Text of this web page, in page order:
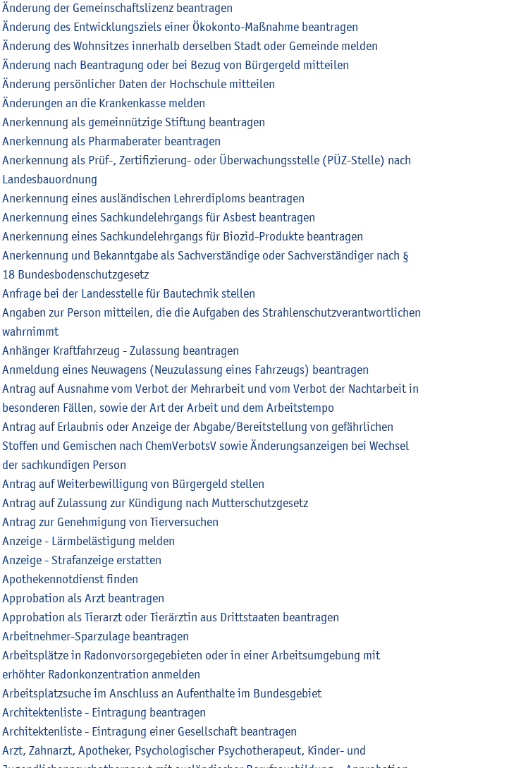
Änderung der Gemeinschaftslizenz beantragen
Änderung des Entwicklungsziels einer Ökokonto-Maßnahme beantragen
Änderung des Wohnsitzes innerhalb derselben Stadt oder Gemeinde melden
Änderung nach Beantragung oder bei Bezug von Bürgergeld mitteilen
Änderung persönlicher Daten der Hochschule mitteilen
Änderungen an die Krankenkasse melden
Anerkennung als gemeinnützige Stiftung beantragen
Anerkennung als Pharmaberater beantragen
Anerkennung als Prüf-, Zertifizierung- oder Überwachungsstelle (PÜZ-Stelle) nach
Landesbauordnung
Anerkennung eines ausländischen Lehrerdiploms beantragen
Anerkennung eines Sachkundelehrgangs für Asbest beantragen
Anerkennung eines Sachkundelehrgangs für Biozid-Produkte beantragen
Anerkennung und Bekanntgabe als Sachverständige oder Sachverständiger nach §
18 Bundesbodenschutzgesetz
Anfrage bei der Landesstelle für Bautechnik stellen
Angaben zur Person mitteilen, die die Aufgaben des Strahlenschutzverantwortlichen
wahrnimmt
Anhänger Kraftfahrzeug - Zulassung beantragen
Anmeldung eines Neuwagens (Neuzulassung eines Fahrzeugs) beantragen
Antrag auf Ausnahme vom Verbot der Mehrarbeit und vom Verbot der Nachtarbeit in
besonderen Fällen, sowie der Art der Arbeit und dem Arbeitstempo
Antrag auf Erlaubnis oder Anzeige der Abgabe/Bereitstellung von gefährlichen
Stoffen und Gemischen nach ChemVerbotsV sowie Änderungsanzeigen bei Wechsel
der sachkundigen Person
Antrag auf Weiterbewilligung von Bürgergeld stellen
Antrag auf Zulassung zur Kündigung nach Mutterschutzgesetz
Antrag zur Genehmigung von Tierversuchen
Anzeige - Lärmbelästigung melden
Anzeige - Strafanzeige erstatten
Apothekennotdienst finden
Approbation als Arzt beantragen
Approbation als Tierarzt oder Tierärztin aus Drittstaaten beantragen
Arbeitnehmer-Sparzulage beantragen
Arbeitsplätze in Radonvorsorgegebieten oder in einer Arbeitsumgebung mit
erhöhter Radonkonzentration anmelden
Arbeitsplatzsuche im Anschluss an Aufenthalte im Bundesgebiet
Architektenliste - Eintragung beantragen
Architektenliste - Eintragung einer Gesellschaft beantragen
Arzt, Zahnarzt, Apotheker, Psychologischer Psychotherapeut, Kinder- und